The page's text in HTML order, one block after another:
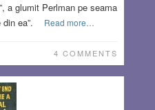
a glumit Perlman pe seama
ea”.
Read more…
4 COMMENTS